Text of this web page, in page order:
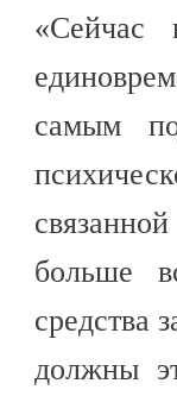
«Сейчас
самым
больше
средства
должны